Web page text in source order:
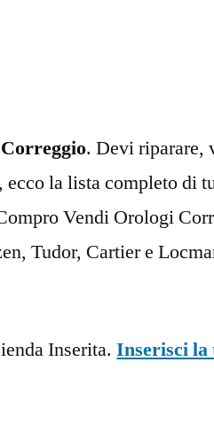
. Devi riparare,
ecco la lista completo di
Vendi Orologi
Tudor, Cartier e
Inserita. Inserisci la